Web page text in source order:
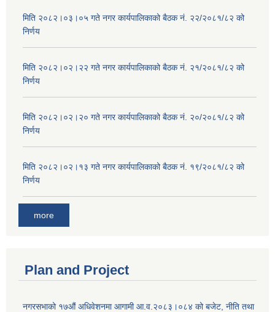
मिति २०८२।०३।०५ गते नगर कार्यपालिकाको बैठक नं. २२/२०८१/८२ को
निर्णय
मिति २०८२।०२।२२ गते नगर कार्यपालिकाको बैठक नं. २१/२०८१/८२ को
निर्णय
मिति २०८२।०२।२० गते नगर कार्यपालिकाको बैठक नं. २०/२०८१/८२ को
निर्णय
मिति २०८२।०२।१३ गते नगर कार्यपालिकाको बैठक नं. १९/२०८१/८२ को
निर्णय
more
Plan and Project
नगरसभाको १७औं अधिवेशनमा आगामी आ.व.२०८३।०८४ को बजेट, नीति तथा